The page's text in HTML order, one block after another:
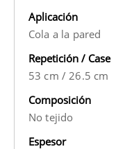
Aplicación
Cola a la pared
Repetición / Case
53 cm / 26.5 cm
Composición
No tejido
Espesor